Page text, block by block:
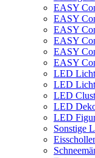
EASY
EASY
EASY
EASY
EASY
EASY
LED
LED
LED
LED
LED
Sonstige